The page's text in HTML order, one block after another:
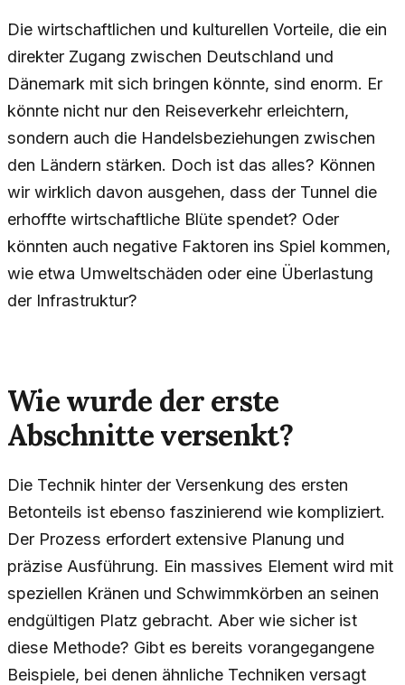
Die wirtschaftlichen und kulturellen Vorteile, die ein
direkter Zugang zwischen Deutschland und
Dänemark mit sich bringen könnte, sind enorm. Er
könnte nicht nur den Reiseverkehr erleichtern,
sondern auch die Handelsbeziehungen zwischen
den Ländern stärken. Doch ist das alles? Können
wir wirklich davon ausgehen, dass der Tunnel die
erhoffte wirtschaftliche Blüte spendet? Oder
könnten auch negative Faktoren ins Spiel kommen,
wie etwa Umweltschäden oder eine Überlastung
der Infrastruktur?
Wie wurde der erste
Abschnitte versenkt?
Die Technik hinter der Versenkung des ersten
Betonteils ist ebenso faszinierend wie kompliziert.
Der Prozess erfordert extensive Planung und
präzise Ausführung. Ein massives Element wird mit
speziellen Kränen und Schwimmkörben an seinen
endgültigen Platz gebracht. Aber wie sicher ist
diese Methode? Gibt es bereits vorangegangene
Beispiele, bei denen ähnliche Techniken versagt